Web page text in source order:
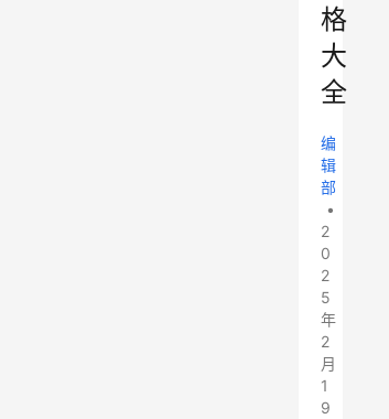
格
大
全
编
辑
部
•
2
0
2
5
年
2
月
1
9